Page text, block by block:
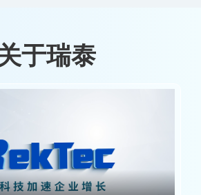
于瑞泰